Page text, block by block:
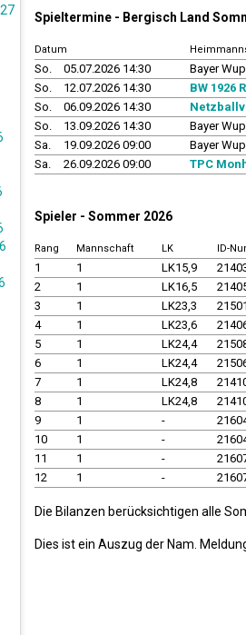
Spieltermine - Bergisch Land
Datum
So. 05.07.2026 14:30
Bayer
So.
12.07.2026 14:30
BW 1926
So.
06.09.2026 14:30
So.
13.09.2026 14:30
Bayer
Sa.
19.09.2026 09:00
Bayer
Sa.
26.09.2026 09:00 TPC
Spieler - Sommer 2026
Rang Mannschaft LK ID-
1 1 LK15,9
2
1 LK16,5
3
1 LK23,3
4
1 LK23,6
5
1 LK24,4
6
1 LK24,4
7
1 LK24,8
8
1 LK24,8
9
1 -
10
1 -
11
1 -
12
1 -
Die Bilanzen berücksichtigen alle
Dies ist ein Auszug der Nam.